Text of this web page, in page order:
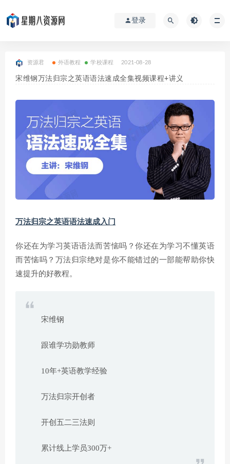
登录
资源君 外语教程 学校课程 2021-08-28
宋维钢万法归宗之英语语法速成全集视频课程+讲义
万法归宗之英语语法速成入门
你还在为学习英语语法而苦恼吗？你还在为学习不懂英语
而苦恼吗？万法归宗绝对是你不能错过的一部能帮助你快
速提升的好教程。
宋维钢
跟谁学功勋教师
10年+英语教学经验
万法归宗开创者
开创五二三法则
累计线上学员300万+